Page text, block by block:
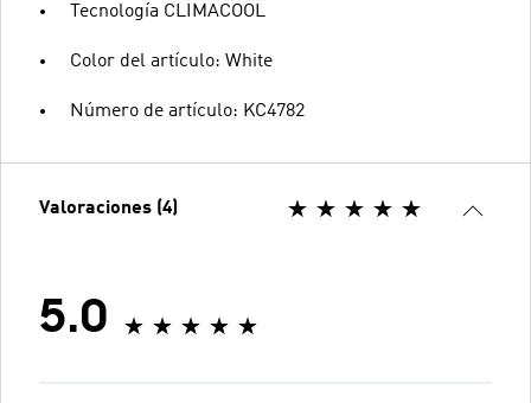
Tecnología CLIMACOOL
Color del artículo: White
Número de artículo: KC4782
Valoraciones (4)
5.0